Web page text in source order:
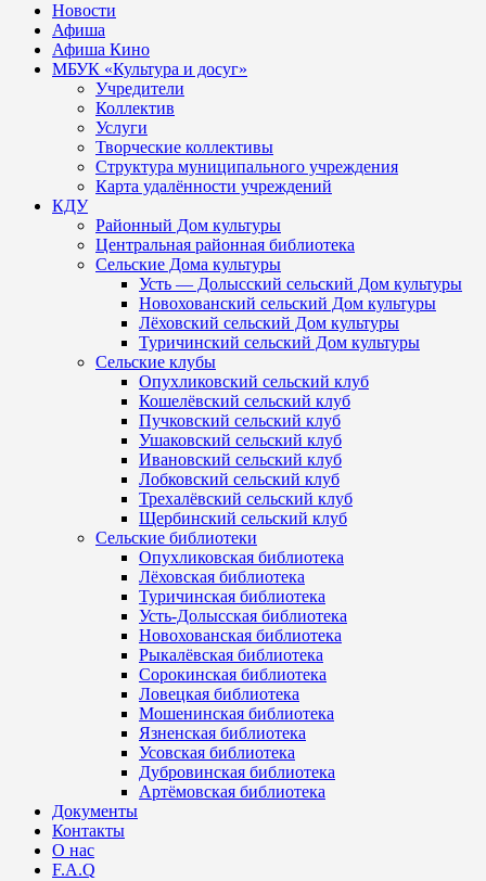
Новости
Афиша
Афиша Кино
МБУК «Культура и досуг»
Учредители
Коллектив
Услуги
Творческие коллективы
Структура муниципального учреждения
Карта удалённости учреждений
КДУ
Районный Дом культуры
Центральная районная библиотека
Сельские Дома культуры
Усть — Долысский сельский Дом культуры
Новохованский сельский Дом культуры
Лёховский сельский Дом культуры
Туричинский сельский Дом культуры
Сельские клубы
Опухликовский сельский клуб
Кошелёвский сельский клуб
Пучковский сельский клуб
Ушаковский сельский клуб
Ивановский сельский клуб
Лобковский сельский клуб
Трехалёвский сельский клуб
Щербинский сельский клуб
Сельские библиотеки
Опухликовская библиотека
Лёховская библиотека
Туричинская библиотека
Усть-Долысская библиотека
Новохованская библиотека
Рыкалёвская библиотека
Сорокинская библиотека
Ловецкая библиотека
Мошенинская библиотека
Язненская библиотека
Усовская библиотека
Дубровинская библиотека
Артёмовская библиотека
Документы
Контакты
О нас
F.A.Q